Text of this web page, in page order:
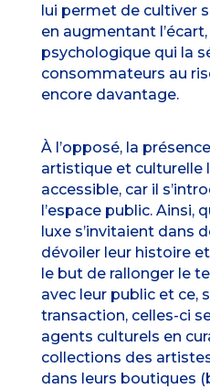
lui permet de cultiver
en augmentant
psychologique qui la
consommateurs au
encore davantage.
À l’opposé, la
artistique et culturelle
accessible, car il
l’espace public. Ainsi,
luxe s’invitaient dans
dévoiler leur histoire
le but de rallonger le
avec leur public et ce,
transaction, celles-ci
agents culturels en
collections des
dans leurs boutiques